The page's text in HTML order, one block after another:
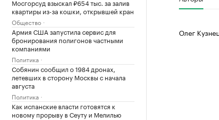
Мосгорсуд взыскал ₽654 тыс. за залив
квартиры из-за кошки, открывшей кран
Общество
Армия США запустила сервис для
бронирования полигонов частными
компаниями
Политика
Собянин сообщил о 1984 дронах,
летевших в сторону Москвы с начала
августа
Политика
Как испанские власти готовятся к
новому прорыву в Сеуту и Мелилью
Олег